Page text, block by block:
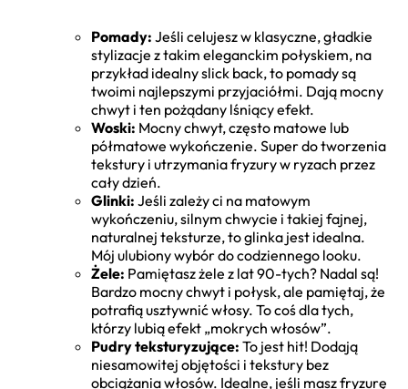
Pomady: Jeśli celujesz w klasyczne, gładkie
stylizacje z takim eleganckim połyskiem, na
przykład idealny slick back, to pomady są
twoimi najlepszymi przyjaciółmi. Dają mocny
chwyt i ten pożądany lśniący efekt.
Woski: Mocny chwyt, często matowe lub
półmatowe wykończenie. Super do tworzenia
tekstury i utrzymania fryzury w ryzach przez
cały dzień.
Glinki: Jeśli zależy ci na matowym
wykończeniu, silnym chwycie i takiej fajnej,
naturalnej teksturze, to glinka jest idealna.
Mój ulubiony wybór do codziennego looku.
Żele: Pamiętasz żele z lat 90-tych? Nadal są!
Bardzo mocny chwyt i połysk, ale pamiętaj, że
potrafią usztywnić włosy. To coś dla tych,
którzy lubią efekt „mokrych włosów”.
Pudry teksturyzujące: To jest hit! Dodają
niesamowitej objętości i tekstury bez
obciążania włosów. Idealne, jeśli masz fryzurę